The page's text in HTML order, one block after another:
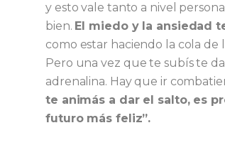
y esto vale tanto a nivel
bien. El miedo y la ansiedad
como estar haciendo la cola de
Pero una vez que te subís te
adrenalina. Hay que ir
te animás a dar el salto, es
futuro más feliz”.